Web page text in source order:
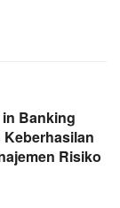
Banking
Keberhasilan
Risiko